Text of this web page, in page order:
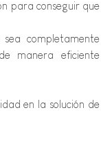
para conseguir que
manera eficiente
en la solución de